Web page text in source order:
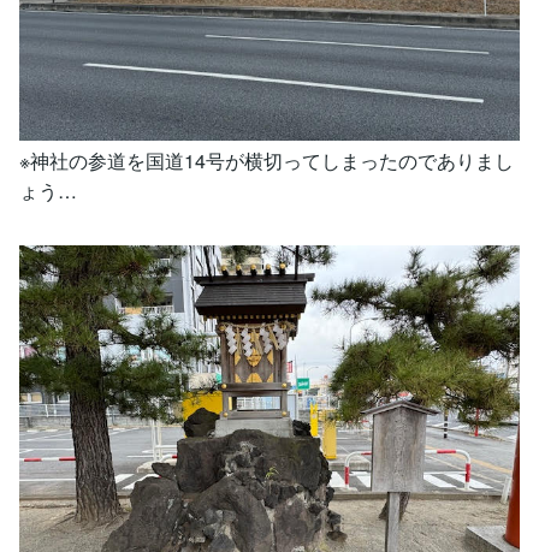
※神社の参道を国道14号が横切ってしまったのでありまし
ょう…